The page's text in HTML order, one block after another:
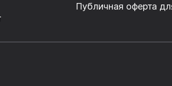
Публичная оферта